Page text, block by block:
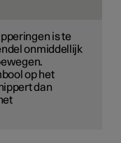
is te
onmiddellijk
op het
dan